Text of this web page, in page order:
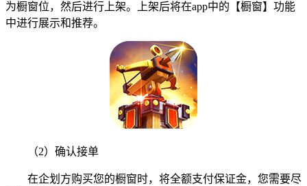
为橱窗位，然后进行上架。上架后将在app中的【橱窗】功能
中进行展示和推荐。
（2）确认接单
在企划方购买您的橱窗时，将全额支付保证金，您需要尽